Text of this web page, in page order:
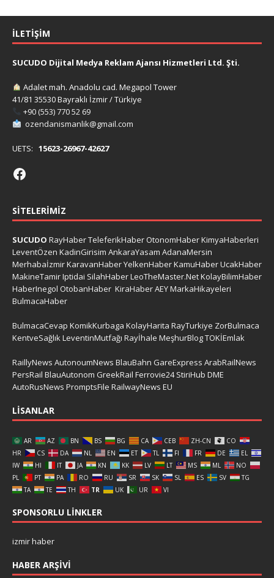
İLETIŞIM
SUCUDO Dijital Medya Reklam Ajansı Hizmetleri Ltd. Şti.
Adalet mah. Anadolu cad. Megapol Tower
41/81 35530 Bayraklı İzmir / Türkiye
+90 (553) 770 52 69
ozendanismanlik@gmail.com
UETS: 15623-26967-42627
SITELERIMIZ
SUCUDO RayHaberTeleferikHaber OtonomHaberKimyaHaberleri
LeventÖzen KadinGirisim AnkaraYasam AdanaMersin
MerhabaİzmirKaravanHaberYelkenHaberKamuHaberUcakHaber
MakineTamirIptidai SilahHaberLeoTheMaster.NetKolayBilimHaber
HaberInegol OtobanHaber KiraHaberAEYMarkaHikayeleri
BulmacaHaber
BulmacaCevap KomikKurbaga KolayHarita RayTurkiye ZorBulmaca
KentveSağlıkLeventinMutfağı Rayİhale MeşhurBlogTOKİEmlak
RaillyNews AutonoumNews BlauBahn GareExpress ArabRailNews
PersRail BlauAutonom GreekRail Ferrovie24 StiriHub DME
AutoRusNews PromptsFile RailwayNews EU
LISANLAR
AR AZ BN BS BG CA CEB ZH-CN
CO
HR
CS DA NL EN ET TL FI FR DE
EL
IW
HI IT JA KN KK LV LT MS ML
NO
PL
PT PA RO RU SR SK SL ES SV
TG
TA
TE TH TR UK UR VI
SPONSORLU LINKLER
izmir haber
HABER ARŞIVI